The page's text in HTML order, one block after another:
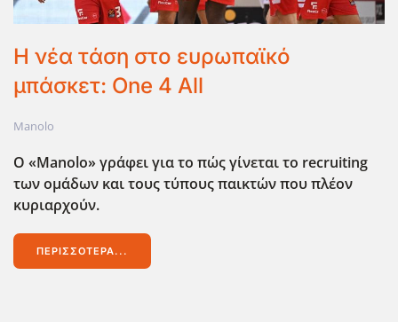
Η νέα τάση στο ευρωπαϊκό
μπάσκετ: One 4 All
Manolo
Ο «Manolo» γράφει για το πώς γίνεται το recruiting
των ομάδων και τους τύπους παικτών που πλέον
κυριαρχούν.
ΠΕΡΙΣΣΌΤΕΡΑ...